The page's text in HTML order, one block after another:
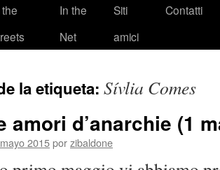
In the
Net
Siti
amici
Contatti
la etiqueta: Sívlia Comes
amori d’anarchie (1
2015porzibaldone